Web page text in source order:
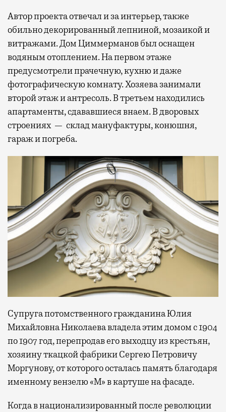
Автор проекта отвечал и за интерьер, также
обильно декорированный лепниной, мозаикой и
витражами. Дом Циммерманов был оснащен
водяным отоплением. На первом этаже
предусмотрели прачечную, кухню и даже
фотографическую комнату. Хозяева занимали
второй этаж и антресоль. В третьем находились
апартаменты, сдававшиеся внаем. В дворовых
строениях — склад мануфактуры, конюшня,
гараж и погреба.
Супруга потомственного гражданина Юлия
Михайловна Николаева владела этим домом с 1904
по 1907 год, перепродав его выходцу из крестьян,
хозяину ткацкой фабрики Сергею Петровичу
Моргунову, от которого осталась память благодаря
именному вензелю «М» в картуше на фасаде.
Когда в национализированный после революции